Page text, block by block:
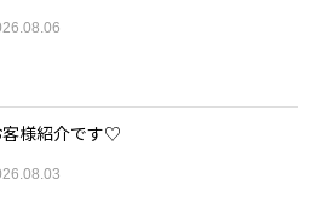
客様紹介です♡